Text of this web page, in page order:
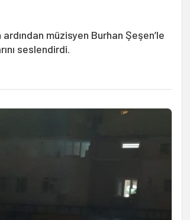
müzisyen Burhan Şeşen’le
seslendirdi.